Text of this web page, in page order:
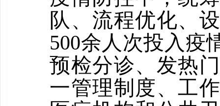
队、流程优化、
500余人次投入疫
预检分诊、发热
一管理制度、工